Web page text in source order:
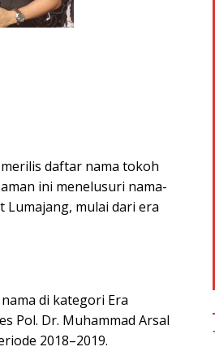
daftar nama tokoh
ini menelusuri nama-
Lumajang, mulai dari era
di kategori Era
Pol. Dr. Muhammad Arsal
2018–2019.